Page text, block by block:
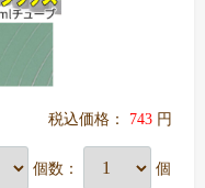
税込価格： 743 円
個数： 個